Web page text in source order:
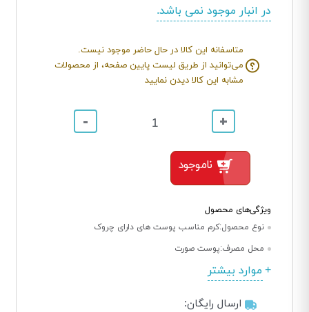
در انبار موجود نمی باشد.
متاسفانه این کالا در حال حاضر موجود نیست.
می‌توانید از طریق لیست پایین صفحه، از محصولات
مشابه این کالا دیدن نمایید
+
-
ناموجود
ویژگی‌های محصول
نوع محصول:کرم مناسب پوست های دارای چروک
محل مصرف:پوست صورت
موارد بیشتر
ارسال رایگان: